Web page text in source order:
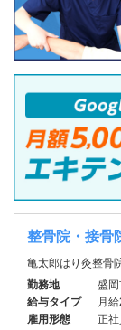
整骨院・接骨
亀太郎はり灸整骨
勤務地
盛岡
給与タイプ
月
雇用形態
正社